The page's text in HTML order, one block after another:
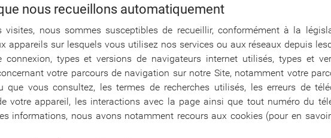
nous recueillons automatiquement
visites, nous sommes susceptibles de recueillir, conformément à la
appareils sur lesquels vous utilisez nos services ou aux réseaux depuis
connexion, types et versions de navigateurs internet utilisés, types et
votre parcours de navigation sur notre Site, notamment votre
que vous consultez, les termes de recherches utilisés, les erreurs de
votre appareil, les interactions avec la page ainsi que tout numéro du
informations, nous avons notamment recours aux cookies (pour en